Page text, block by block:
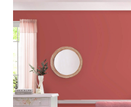
特集
企業情報